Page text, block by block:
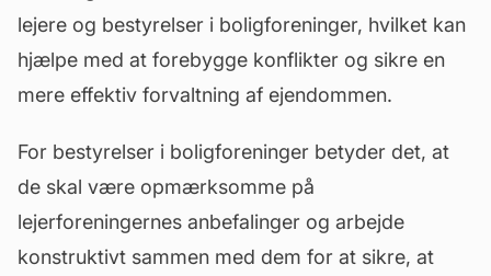
lejere og bestyrelser i boligforeninger, hvilket kan
hjælpe med at forebygge konflikter og sikre en
mere effektiv forvaltning af ejendommen.
For bestyrelser i boligforeninger betyder det, at
de skal være opmærksomme på
lejerforeningernes anbefalinger og arbejde
konstruktivt sammen med dem for at sikre, at